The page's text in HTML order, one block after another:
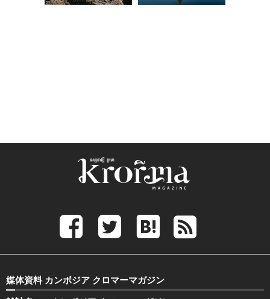
媒体資料 カンボジア クロマーマガジン